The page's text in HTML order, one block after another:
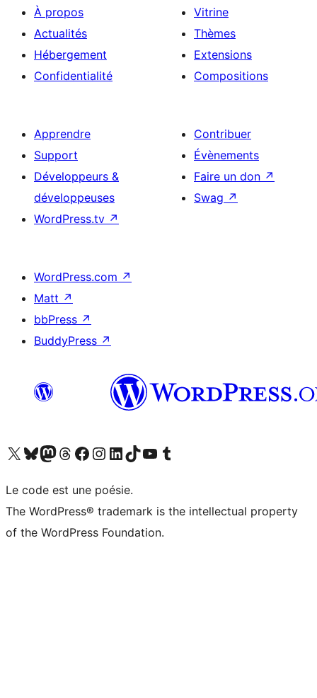
À propos
Actualités
Hébergement
Confidentialité
Vitrine
Thèmes
Extensions
Compositions
Apprendre
Support
Développeurs &
développeuses
WordPress.tv ↗
Contribuer
Évènements
Faire un don ↗
Swag ↗
WordPress.com ↗
Matt ↗
bbPress ↗
BuddyPress ↗
Visitez notre compte X (précédemment Twitter)
Visiter notre compte Bluesky
Visiter notre compte Mastodon
Visiter notre compte Threads
Consulter notre compte Facebook
Consulter notre compte Instagram
Consulter notre compte LinkedIn
Visiter notre compte TokTok
Visiter notre chaîne YouTube
Visiter notre compte Tumblr
Le code est une poésie.
The WordPress® trademark is the intellectual property
of the WordPress Foundation.